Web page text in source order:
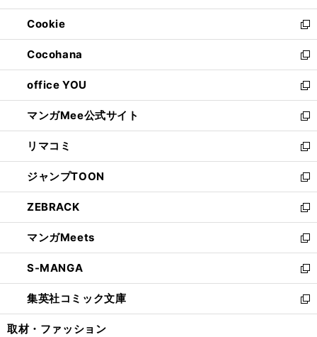
開
く
ウ
で
開
く
ン
ド
ウ
で
開
く
ウ
ィ
ン
ド
ウ
で
開
く
Cookie
新
し
い
ウ
ィ
ン
ド
ウ
で
開
く
Cocohana
新
し
い
ウ
ィ
ン
ド
ウ
で
開
く
office YOU
新
し
い
ウ
ィ
ン
ド
ウ
で
開
く
マンガMee公式サイト
新
し
い
ウ
ィ
ン
ド
ウ
で
開
く
リマコミ
新
し
い
ウ
ィ
ン
ド
ウ
で
開
く
ジャンプTOON
新
し
い
ウ
ィ
ン
ド
ウ
で
開
ZEBRACK
新
し
い
ウ
ィ
ン
ド
ウ
マンガMeets
新
し
い
ウ
ィ
ン
S-MANGA
新
し
い
ウ
集英社コミック文庫
新
し
取材・ファッション